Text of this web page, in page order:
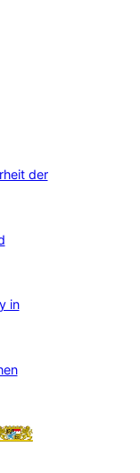
der
in